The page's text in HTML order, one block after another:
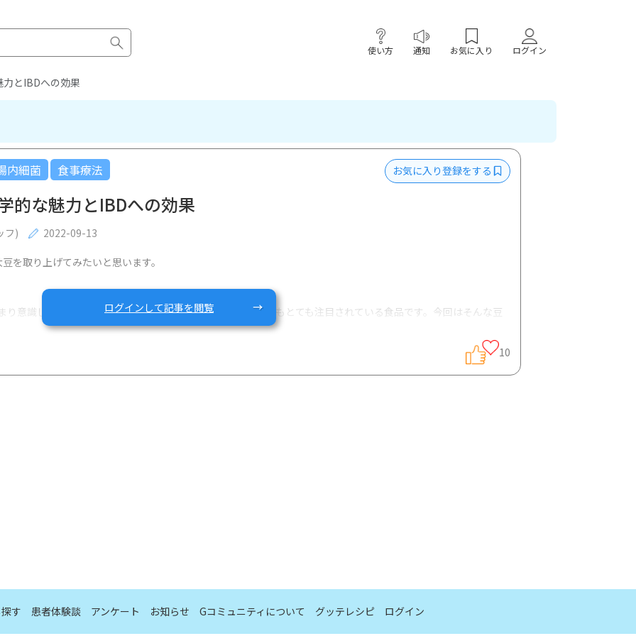
使い方 通知 お気に入り ログイン
とIBDへの効果
内細菌 食事療法 お気に入り登録をする
的な魅力とIBDへの効果
フ) 2022-09-13
を取り上げてみたいと思います。
り意識しないことも多いと思いますが、豆類や大豆は海外でもとても注目されている食品です。今回はそんな豆
ログインして記事を閲覧
10
す 患者体験談 アンケート お知らせ Gコミュニティについて グッテレシピ ログイン